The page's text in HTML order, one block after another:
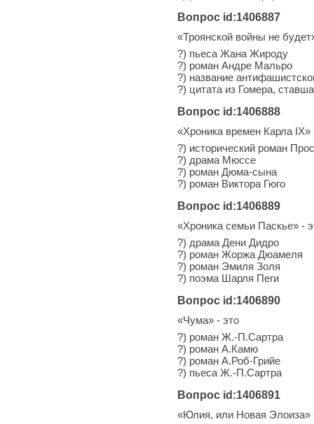
Вопрос id:1406887
«Троянской войны не
?) пьеса Жана Жироду
?) роман Андре Мальро
?) название
?) цитата из Гомера,
Вопрос id:1406888
«Хроника времен Карла IX»
?) исторический роман
?) драма Мюссе
?) роман Дюма-сына
?) роман Виктора Гюго
Вопрос id:1406889
«Хроника семьи Паскье» -
?) драма Дени Дидро
?) роман Жоржа Дюамеля
?) роман Эмиля Золя
?) поэма Шарля Пеги
Вопрос id:1406890
«Чума» - это
?) роман Ж.-П.Сартра
?) роман А.Камю
?) роман А.Роб-Грийе
?) пьеса Ж.-П.Сартра
Вопрос id:1406891
«Юлия, или Новая Элоиза»